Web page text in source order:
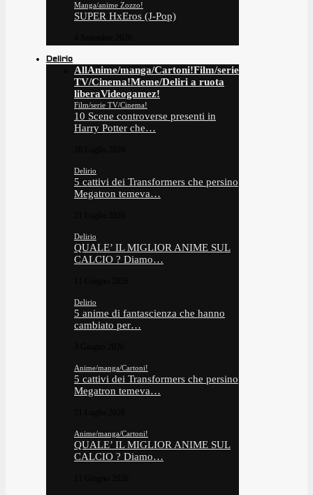
Manga/anime Zozzo!
SUPER HxEros (J-Pop)
Delirio
AllAnime/manga/Cartoni!Film/serie
TV/Cinema!Meme/Deliri a ruota
liberaVideogamez!
Film/serie TV/Cinema!
10 Scene controverse presenti in
Harry Potter che…
Delirio
5 cattivi dei Transformers che persino
Megatron temeva…
Delirio
QUALE’ IL MIGLIOR ANIME SUL
CALCIO ? Diamo…
Delirio
5 anime di fantascienza che hanno
cambiato per…
Anime/manga/Cartoni!
5 cattivi dei Transformers che persino
Megatron temeva…
Anime/manga/Cartoni!
QUALE’ IL MIGLIOR ANIME SUL
CALCIO ? Diamo…